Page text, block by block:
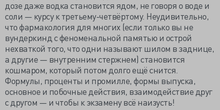
дозе даже водка становится ядом, не говоря о воде и
соли — курсу к третьему-четвёртому. Неудивительно,
что фармакология для многих (если только вы не
вундеркинд с феноменальной памятью и острой
нехваткой того, что одни называют шилом в заднице,
а другие — внутренним стержнем) становится
кошмаром, который потом долго ещё снится.
Формулы, проценты и промилле, формы выпуска,
основное и побочные действия, взаимодействие друг
с другом — и чтобы к экзамену всё наизусть!